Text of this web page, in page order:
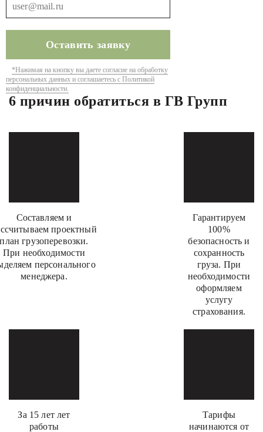
*Нажимая на кнопку вы даете согласие на обработку
персональных данных и соглашаетесь с Политикой
конфиденциальности.
6 причин обратиться в ГВ Групп
Составляем и
проектный
план грузоперевозки.
При необходимости
персонального
менеджера.
Гарантируем
100%
безопасность и
сохранность
груза. При
необходимости
оформляем
услугу
страхования.
За 15 лет лет
работы
Тарифы
начинаются от